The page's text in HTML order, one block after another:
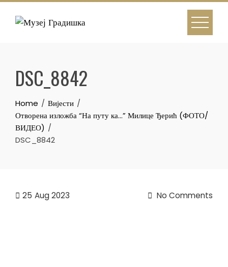
Skip
DSC_8842
Home
Вијести
Отворена изложба “На путу ка…” Милице Ђерић (ФОТО/
ВИДЕО)
DSC_8842
25 Aug 2023 No Comments